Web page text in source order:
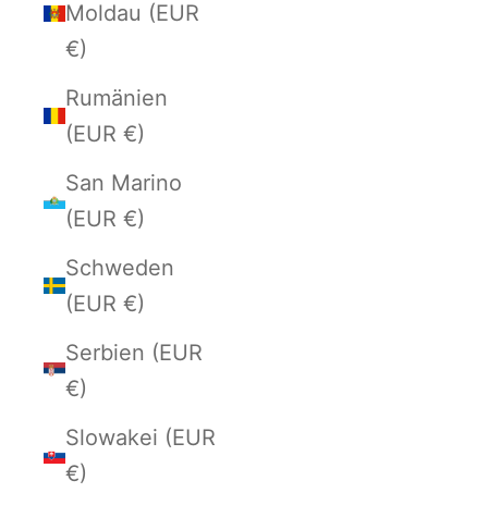
Moldau (EUR
€)
Rumänien
(EUR €)
San Marino
(EUR €)
Schweden
(EUR €)
Serbien (EUR
€)
Slowakei (EUR
€)